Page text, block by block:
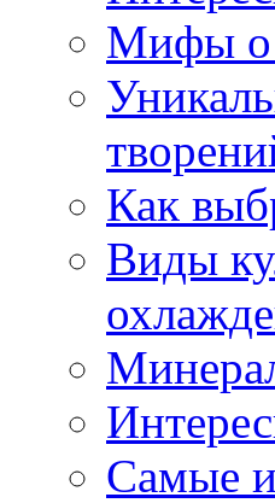
Мифы о
Как
Виды
Самые